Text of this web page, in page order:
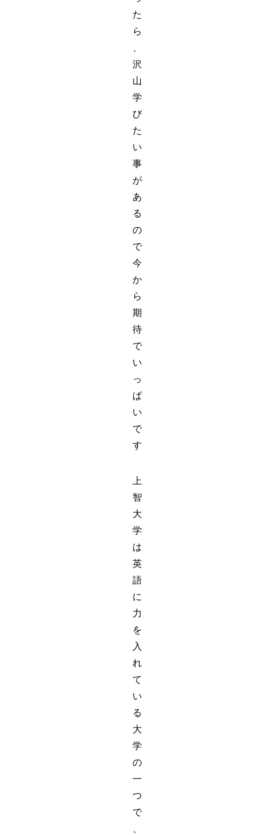
た
ら
沢
山
学
び
た
い
事
が
あ
る
の
で
今
か
ら
期
待
で
い
っ
ぱ
い
で
す
上
智
大
学
は
英
語
に
力
を
入
れ
て
い
る
大
学
の
一
つ
で